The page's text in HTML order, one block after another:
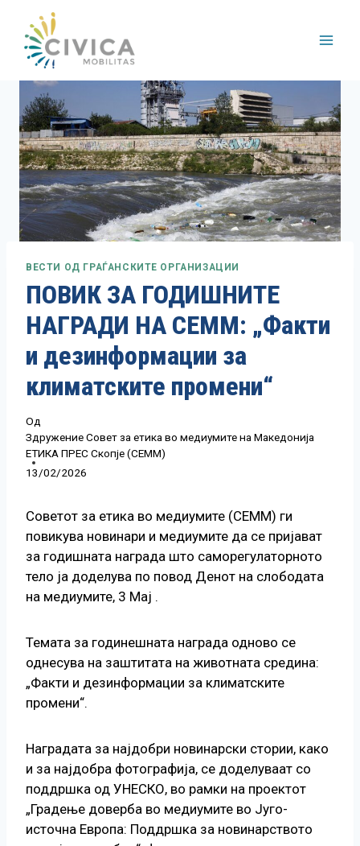
content
ВЕСТИ ОД ГРАЃАНСКИТЕ ОРГАНИЗАЦИИ
ПОВИК ЗА ГОДИШНИТЕ
НАГРАДИ НА СЕММ: „Факти
и дезинформации за
климатските промени“
Од
Здружение Совет за етика во медиумите на Македонија
ЕТИКА ПРЕС Скопје (СЕММ)
13/02/2026
Советот за етика во медиумите (СЕММ) ги
повикува новинари и медиумите да се пријават
за годишната награда што саморегулаторното
тело ја доделува по повод Денот на слободата
на медиумите, 3 Мај .
Темата за годинешната награда одново се
однесува на заштитата на животната средина:
„Факти и дезинформации за климатските
промени“.
Наградата за најдобри новинарски стории, како
и за најдобра фотографија, се доделуваат со
поддршка од УНЕСКО, во рамки на проектот
„Градење доверба во медиумите во Југо-
источна Европа: Поддршка за новинарството